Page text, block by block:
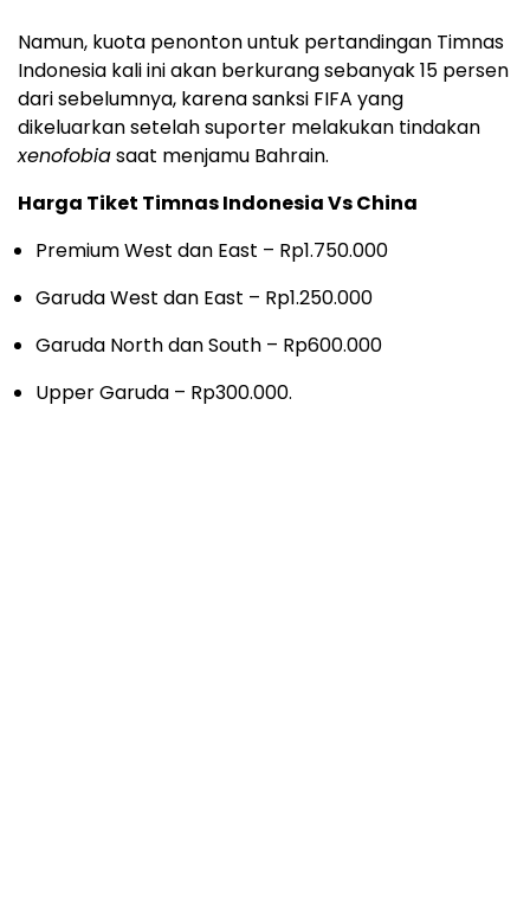
Namun, kuota penonton untuk pertandingan Timnas
Indonesia kali ini akan berkurang sebanyak 15 persen
dari sebelumnya, karena sanksi FIFA yang
dikeluarkan setelah suporter melakukan tindakan
xenofobiasaat menjamu Bahrain.
Harga Tiket Timnas Indonesia Vs China
Premium West dan East – Rp1.750.000
Garuda West dan East – Rp1.250.000
Garuda North dan South – Rp600.000
Upper Garuda – Rp300.000.